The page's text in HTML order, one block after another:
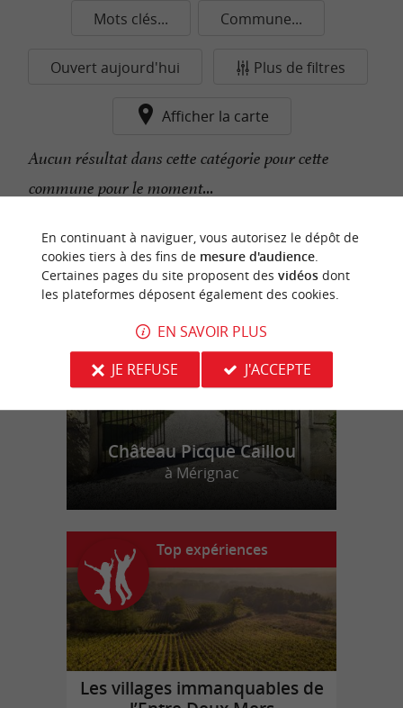
Mots clés... Commune...
Ouvert aujourd'hui Plus de filtres
Afficher la carte
Aucun résultat dans cette catégorie pour cette
commune pour le moment...
n
o
t
r
e
c
o
u
p
d
e
c
o
e
u
r
Château Picque Caillou
à Mérignac
Top expériences
Les villages immanquables de
En continuant à naviguer, vous autorisez le dépôt de
cookies tiers à des fins de mesure d'audience.
Certaines pages du site proposent des vidéosdont
les plateformes déposent également des cookies.
EN SAVOIR PLUS
JE REFUSE
J'ACCEPTE